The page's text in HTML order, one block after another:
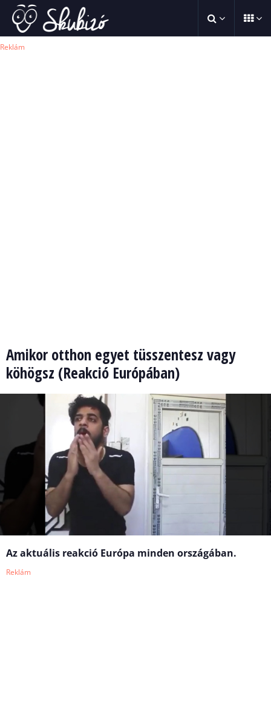
Reklám
Amikor otthon egyet tüsszentesz vagy
köhögsz (Reakció Európában)
Az aktuális reakció Európa minden országában.
Reklám